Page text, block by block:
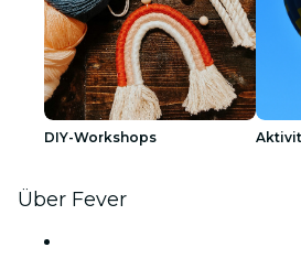
DIY-Workshops
Über Fever